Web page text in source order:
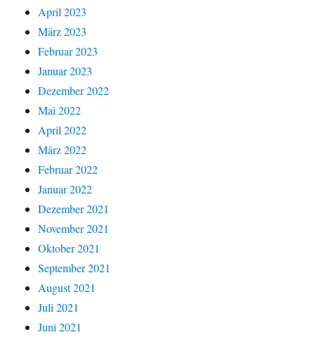
April 2023
März 2023
Februar 2023
Januar 2023
Dezember 2022
Mai 2022
April 2022
März 2022
Februar 2022
Januar 2022
Dezember 2021
November 2021
Oktober 2021
September 2021
August 2021
Juli 2021
Juni 2021